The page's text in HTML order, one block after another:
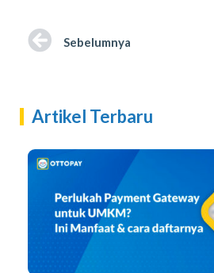
Sebelumnya
Artikel Terbaru